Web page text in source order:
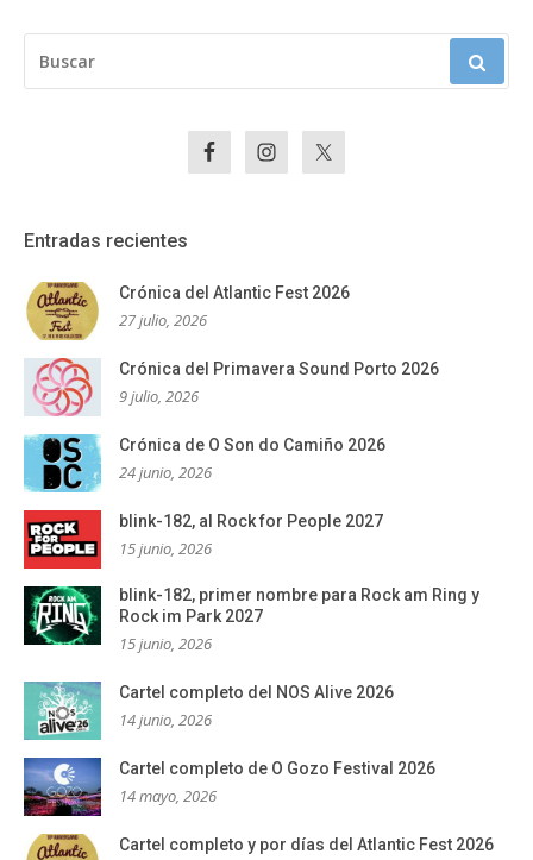
Entradas recientes
Crónica del Atlantic Fest 2026
27 julio, 2026
Crónica del Primavera Sound Porto 2026
9 julio, 2026
Crónica de O Son do Camiño 2026
24 junio, 2026
blink-182, al Rock for People 2027
15 junio, 2026
blink-182, primer nombre para Rock am Ring y
Rock im Park 2027
15 junio, 2026
Cartel completo del NOS Alive 2026
14 junio, 2026
Cartel completo de O Gozo Festival 2026
14 mayo, 2026
Cartel completo y por días del Atlantic Fest 2026